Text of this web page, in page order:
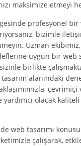
maksimize etmeyi
profesyonel bir
bizimle
Uzman ekibimiz,
uygun bir web
birlikte
alanındaki
çevrimiçi
olacak
web tasarımı
çalışarak,